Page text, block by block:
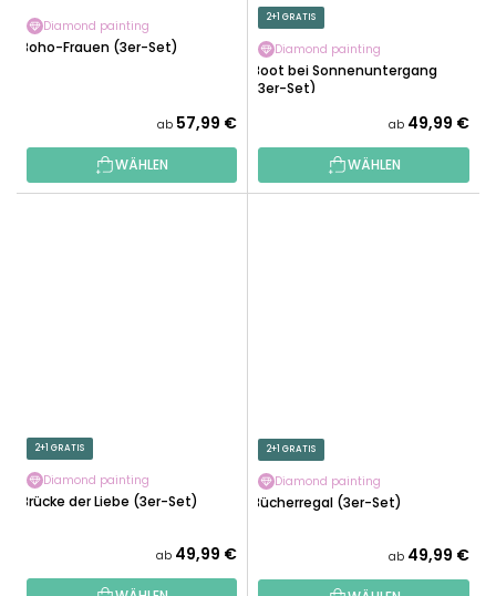
Diamond painting
Boho-Frauen (3er-Set)
ab 57,99 €
WÄHLEN
2+1 GRATIS
Diamond painting
Boot bei Sonnenuntergang
(3er-Set)
ab 49,99 €
WÄHLEN
2+1 GRATIS
Diamond painting
Brücke der Liebe (3er-Set)
ab 49,99 €
2+1 GRATIS
Diamond painting
Bücherregal (3er-Set)
ab 49,99 €